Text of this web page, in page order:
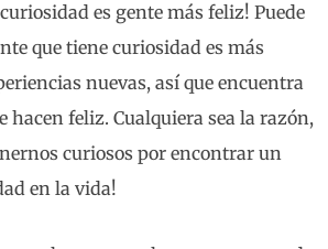
es gente más feliz! Puede
que tiene curiosidad es más
nuevas, así que encuentra
hacen feliz. Cualquiera sea la razón,
curiosos por encontrar un
en la vida!